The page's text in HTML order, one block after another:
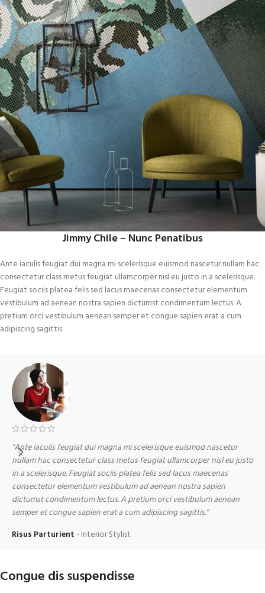
Jimmy Chile – Nunc Penatibus
Ante iaculis feugiat dui magna mi scelerisque euismod nascetur nullam hac
consectetur class metus feugiat ullamcorper nisl eu justo in a scelerisque.
Feugiat sociis platea felis sed lacus maecenas consectetur elementum
vestibulum ad aenean nostra sapien dictumst condimentum lectus. A
pretium orci vestibulum aenean semper et congue sapien erat a cum
adipiscing sagittis.
"Ante iaculis feugiat dui magna mi scelerisque euismod nascetur
nullam hac consectetur class metus feugiat ullamcorper nisl eu justo
in a scelerisque. Feugiat sociis platea felis sed lacus maecenas
consectetur elementum vestibulum ad aenean nostra sapien
dictumst condimentum lectus. A pretium orci vestibulum aenean
semper et congue sapien erat a cum adipiscing sagittis."
Risus Parturient Interior Stylist
Congue dis suspendisse